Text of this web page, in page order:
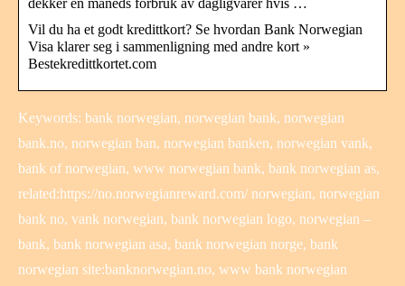
Vil du ha et godt kredittkort? Se hvordan Bank Norwegian
Visa klarer seg i sammenligning med andre kort »
Bestekredittkortet.com
Keywords: bank norwegian, norwegian bank, norwegian
bank.no, norwegian ban, norwegian banken, norwegian vank,
bank of norwegian, www norwegian bank, bank norwegian as,
related:https://no.norwegianreward.com/ norwegian, norwegian
bank no, vank norwegian, bank norwegian logo, norwegian –
bank, bank norwegian asa, bank norwegian norge, bank
norwegian site:banknorwegian.no, www bank norwegian